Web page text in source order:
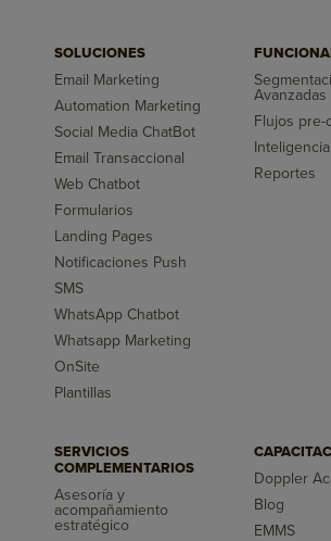
SOLUCIONES
Email Marketing
Automation Marketing
Social Media ChatBot
Email Transaccional
Web Chatbot
Formularios
Landing Pages
Notificaciones Push
SMS
WhatsApp Chatbot
Whatsapp Marketing
OnSite
Plantillas
Avanzadas
Flujos pre-
Reportes
SERVICIOS
COMPLEMENTARIOS
Asesoría y
acompañamiento
estratégico
Doppler
Blog
EMMS